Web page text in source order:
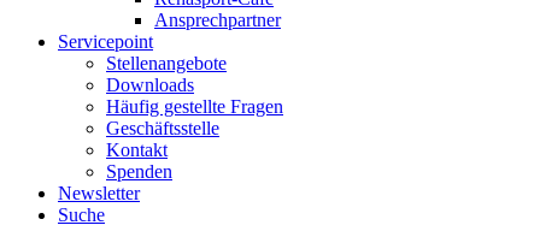
Ansprechpartner
Servicepoint
Stellenangebote
Downloads
Häufig gestellte Fragen
Geschäftsstelle
Kontakt
Spenden
Newsletter
Suche